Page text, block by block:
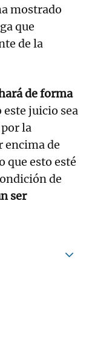
mostrado
que
de la
de forma
juicio sea
la
encima de
que esto esté
de
ser